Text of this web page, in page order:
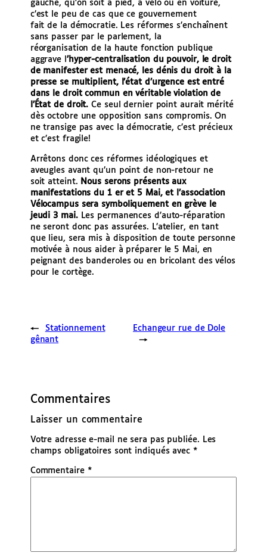
gauche, qu’on soit à pied, à vélo ou en voiture,
c’est le peu de cas que ce gouvernement
fait de la démocratie. Les réformes s’enchaînent
sans passer par le parlement, la
réorganisation de la haute fonction publique
aggrave l ’hyper-centralisation du pouvoir, le droit
de manifester est menacé, les dénis du droit à la
presse se multiplient, l’état d’urgence est entré
dans le droit commun en véritable violation de
l’État de droit. Ce seul dernier point aurait mérité
dès octobre une opposition sans compromis. On
ne transige pas avec la démocratie, c’est précieux
et c’est fragile!
Arrêtons donc ces réformes idéologiques et
aveugles avant qu’un point de non-retour ne
soit atteint. Nous serons présents aux
manifestations du 1 er et 5 Mai, et l’association
Vélocampus sera symboliquement en grève le
jeudi 3 mai.Les permanences d’auto-réparation
ne seront donc pas assurées. L’atelier, en tant
que lieu, sera mis à disposition de toute personne
motivée à nous aider à préparer le 5 Mai, en
peignant des banderoles ou en bricolant des vélos
pour le cortège.
←
Stationnement
gênant
Echangeur rue de Dole
→
Commentaires
Laisser un commentaire
Votre adresse e-mail ne sera pas publiée.
Les
champs obligatoires sont indiqués avec *
Commentaire *